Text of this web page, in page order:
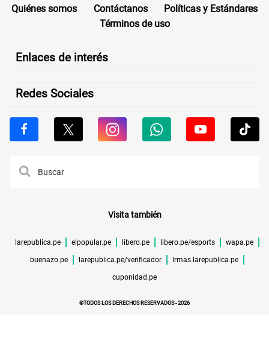
Quiénes somos Contáctanos
Políticas y Estándares
Términos de uso
Enlaces de interés
Redes Sociales
Visita también
larepublica.pe elpopular.pe libero.pe libero.pe/esports wapa.pe
buenazo.pe larepublica.pe/verificador lrmas.larepublica.pe
cuponidad.pe
©TODOS LOS DERECHOS RESERVADOS -2026